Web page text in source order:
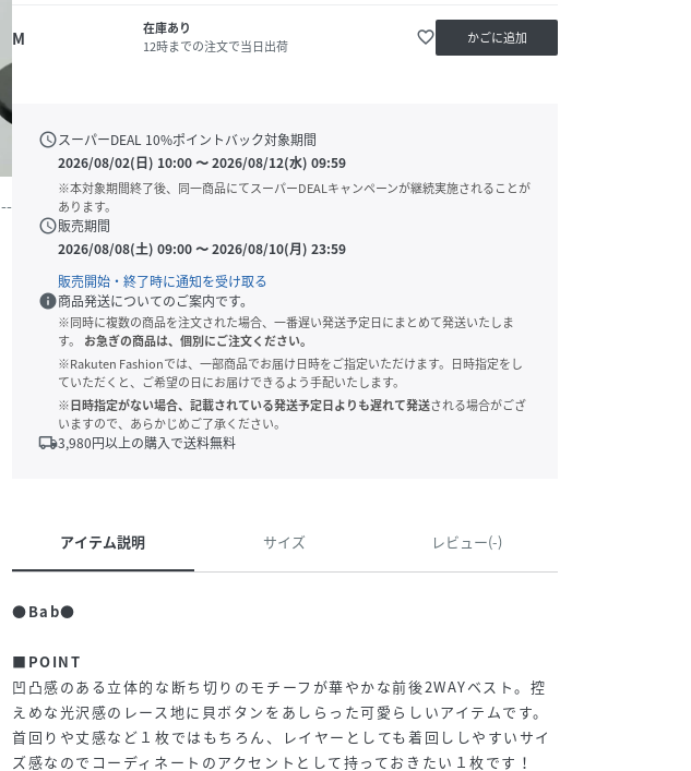
--
M
在庫あり
12時までの注文で当日出荷
favorite_border かごに追加
scheduleスーパーDEAL 10%ポイントバック対象期間
2026/08/02(日) 10:00〜2026/08/12(水) 09:59
※本対象期間終了後、同一商品にてスーパーDEALキャンペーンが継続実施されることが
あります。
schedule販売期間
2026/08/08(土) 09:00〜2026/08/10(月) 23:59
販売開始・終了時に通知を受け取る
info商品発送についてのご案内です。
※同時に複数の商品を注文された場合、一番遅い発送予定日にまとめて発送いたしま
す。
お急ぎの商品は、個別にご注文ください。
※Rakuten Fashionでは、一部商品でお届け日時をご指定いただけます。日時指定をし
ていただくと、ご希望の日にお届けできるよう手配いたします。
※日時指定がない場合、記載されている発送予定日よりも遅れて発送される場合がござ
いますので、あらかじめご了承ください。
local_shipping3,980円以上の購入で送料無料
アイテム説明 サイズ レビュー(-)
●Bab●
■POINT
凹凸感のある立体的な断ち切りのモチーフが華やかな前後2WAYベスト。控
えめな光沢感のレース地に貝ボタンをあしらった可愛らしいアイテムです。
首回りや丈感など１枚ではもちろん、レイヤーとしても着回ししやすいサイ
ズ感なのでコーディネートのアクセントとして持っておきたい１枚です！